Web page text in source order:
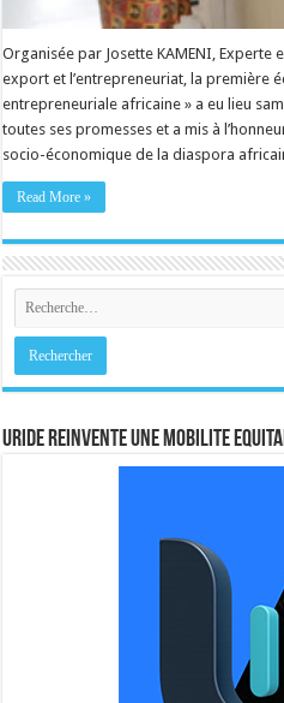
Organisée par Josette KAMENI, Experte
export et l’entrepreneuriat, la première
entrepreneuriale africaine » a eu lieu
toutes ses promesses et a mis à
socio-économique de la diaspora
Read More »
URIDE REINVENTE UNE MOBILITE